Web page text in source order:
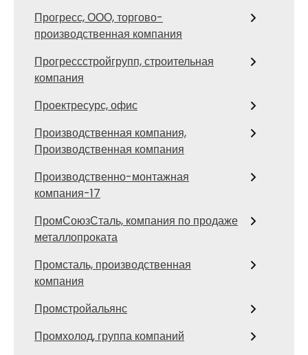
Прогресс, ООО, торгово-
производственная компания
Прогрессстройгрупп, строительная
компания
Проектресурс, офис
Производственная компания,
Производственная компания
Производственно-монтажная
компания-17
ПромСоюзСталь, компания по продаже
металлопроката
Промсталь, производственная
компания
Промстройальянс
Промхолод, группа компаний